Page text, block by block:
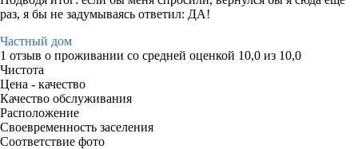
раз, я бы не задумываясь ответил: ДА!
Частный дом
1 отзыв о проживании со средней оценкой 10,0 из 10,0
Чистота
Цена - качество
Качество обслуживания
Расположение
Своевременность заселения
Соответствие фото